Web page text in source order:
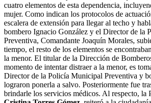
cuatro elementos de esta dependencia,
mujer. Como indican los protocolos de
escalera de extensión para llegar al techo y
bombero Ignacio González y el Director de la
Preventiva, Comandante Joaquín Morales,
tiempo, el resto de los elementos se
la menor. El titular de la Dirección de
momento de intentar distraer a la menor, es
Director de la Policía Municipal Preventiva y
lograron ponerla a salvo. Posteriormente fue
brindarle los servicios médicos. Al respecto, la